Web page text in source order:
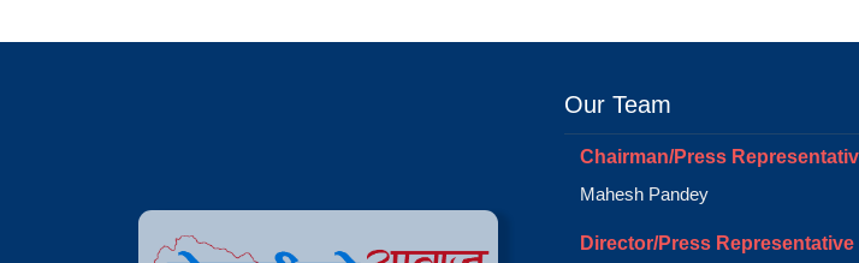
Our Team
Chairman/Press
Mahesh Pandey
Director/Press Representative